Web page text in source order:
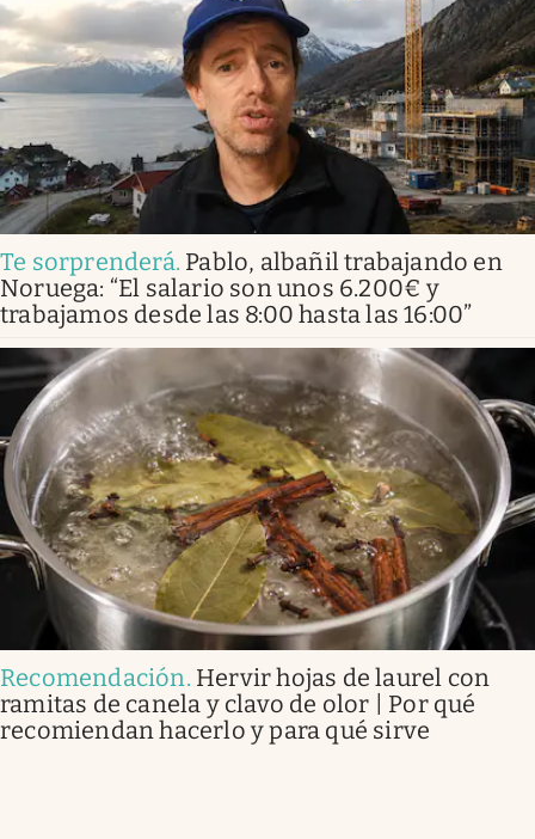
Te sorprenderá. Pablo, albañil trabajando en
Noruega: “El salario son unos 6.200€ y
trabajamos desde las 8:00 hasta las 16:00”
Recomendación. Hervir hojas de laurel con
ramitas de canela y clavo de olor | Por qué
recomiendan hacerlo y para qué sirve